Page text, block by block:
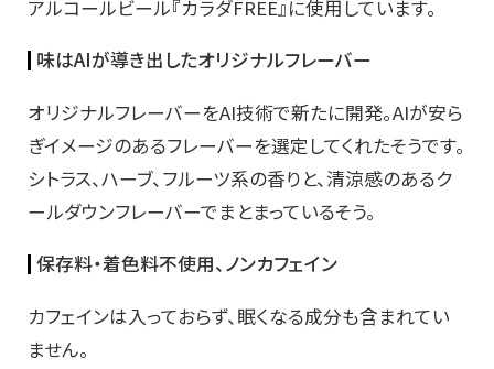
アルコールビール『カラダFREE』に使用しています。
味はAIが導き出したオリジナルフレーバー
オリジナルフレーバーをAI技術で新たに開発。AIが安ら
ぎイメージのあるフレーバーを選定してくれたそうです。
シトラス、ハーブ、フルーツ系の⾹りと、清涼感のあるク
ールダウンフレーバーでまとまっているそう。
保存料・着色料不使用、ノンカフェイン
カフェインは入っておらず、眠くなる成分も含まれてい
ません。